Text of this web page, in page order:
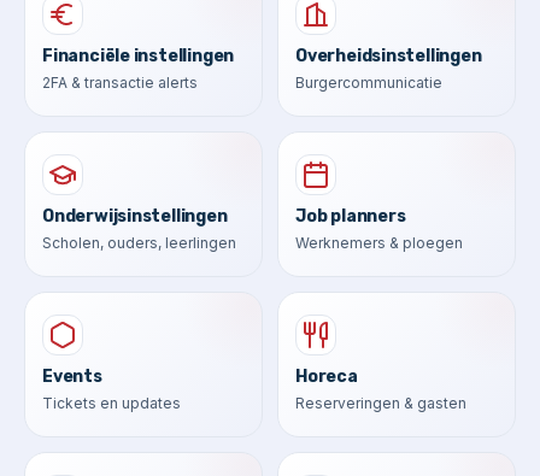
Financiële instellingen
2FA & transactie alerts
Overheidsinstellingen
Burgercommunicatie
Onderwijsinstellingen
Scholen, ouders, leerlingen
Job planners
Werknemers & ploegen
Events
Tickets en updates
Horeca
Reserveringen & gasten